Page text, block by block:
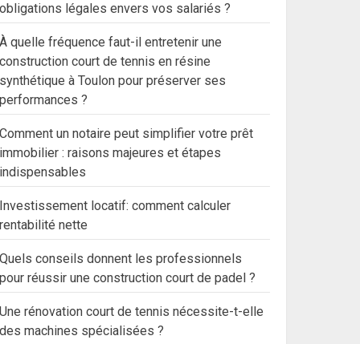
obligations légales envers vos salariés ?
À quelle fréquence faut-il entretenir une
construction court de tennis en résine
synthétique à Toulon pour préserver ses
performances ?
Comment un notaire peut simplifier votre prêt
immobilier : raisons majeures et étapes
indispensables
Investissement locatif: comment calculer
rentabilité nette
Quels conseils donnent les professionnels
pour réussir une construction court de padel ?
Une rénovation court de tennis nécessite-t-elle
des machines spécialisées ?